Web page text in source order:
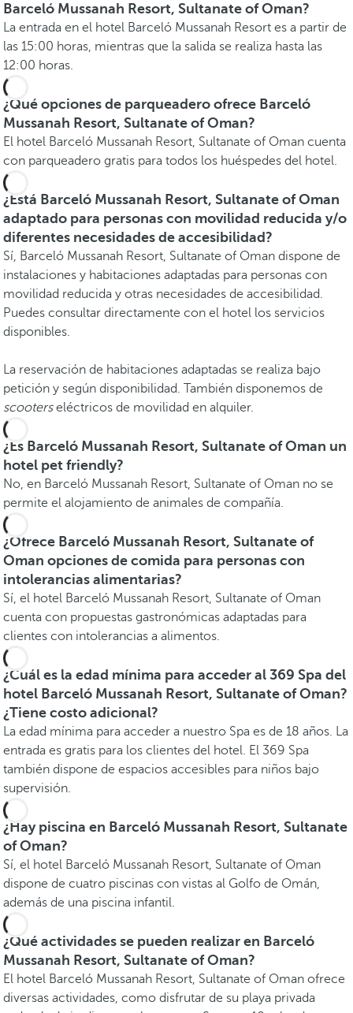
Barceló Mussanah Resort, Sultanate of Oman?
La entrada en el hotel Barceló Mussanah Resort es a partir de
las 15:00 horas, mientras que la salida se realiza hasta las
12:00 horas.
¿Qué opciones de parqueadero ofrece Barceló
Mussanah Resort, Sultanate of Oman?
El hotel Barceló Mussanah Resort, Sultanate of Oman cuenta
con parqueadero gratis para todos los huéspedes del hotel.
¿Está Barceló Mussanah Resort, Sultanate of Oman
adaptado para personas con movilidad reducida y/o
diferentes necesidades de accesibilidad?
Sí, Barceló Mussanah Resort, Sultanate of Oman dispone de
instalaciones y habitaciones adaptadas para personas con
movilidad reducida y otras necesidades de accesibilidad.
Puedes consultar directamente con el hotel los servicios
disponibles.
La reservación de habitaciones adaptadas se realiza bajo
petición y según disponibilidad. También disponemos de
scooterseléctricos de movilidad en alquiler.
¿Es Barceló Mussanah Resort, Sultanate of Oman un
hotel pet friendly?
No, en Barceló Mussanah Resort, Sultanate of Oman no se
permite el alojamiento de animales de compañía.
¿Ofrece Barceló Mussanah Resort, Sultanate of
Oman opciones de comida para personas con
intolerancias alimentarias?
Sí, el hotel Barceló Mussanah Resort, Sultanate of Oman
cuenta con propuestas gastronómicas adaptadas para
clientes con intolerancias a alimentos.
¿Cuál es la edad mínima para acceder al 369 Spa del
hotel Barceló Mussanah Resort, Sultanate of Oman?
¿Tiene costo adicional?
La edad mínima para acceder a nuestro Spa es de 18 años. La
entrada es gratis para los clientes del hotel. El 369 Spa
también dispone de espacios accesibles para niños bajo
supervisión.
¿Hay piscina en Barceló Mussanah Resort, Sultanate
of Oman?
Sí, el hotel Barceló Mussanah Resort, Sultanate of Oman
dispone de cuatro piscinas con vistas al Golfo de Omán,
además de una piscina infantil.
¿Qué actividades se pueden realizar en Barceló
Mussanah Resort, Sultanate of Oman?
El hotel Barceló Mussanah Resort, Sultanate of Oman ofrece
diversas actividades, como disfrutar de su playa privada